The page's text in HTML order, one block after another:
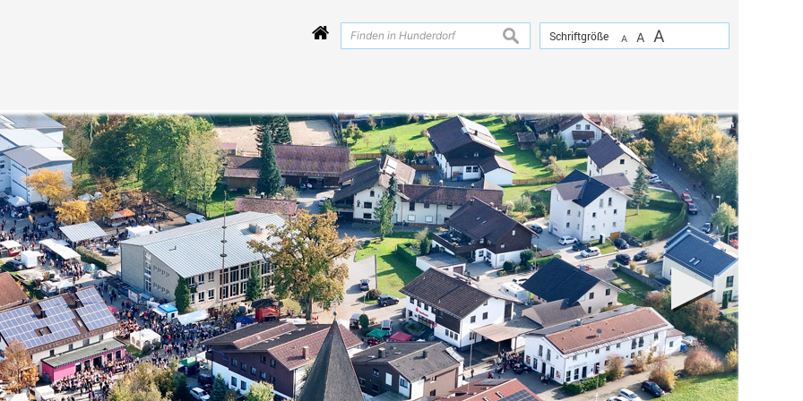
Schriftgröße A A A
suchen